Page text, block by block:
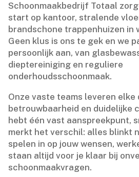
Schoonmaakbedrijf Totaal
start op kantoor, stralende
brandschone trappenhuizen in
Geen klus is ons te gek en we
persoonlijk aan, van
dieptereiniging en reguliere
onderhoudsschoonmaak.​
Onze vaste teams leveren
betrouwbaarheid en duidelijke
hebt één vast aanspreekpunt,
merkt het verschil: alles blinkt
spelen in op jouw wensen,
staan altijd voor je klaar bij
schoonmaakvragen.​